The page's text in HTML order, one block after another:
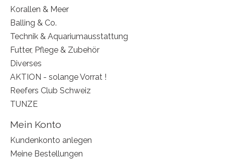
Korallen & Meer
Balling & Co.
Technik & Aquariumausstattung
Futter, Pflege & Zubehör
Diverses
AKTION - solange Vorrat !
Reefers Club Schweiz
TUNZE
Mein Konto
Kundenkonto anlegen
Meine Bestellungen